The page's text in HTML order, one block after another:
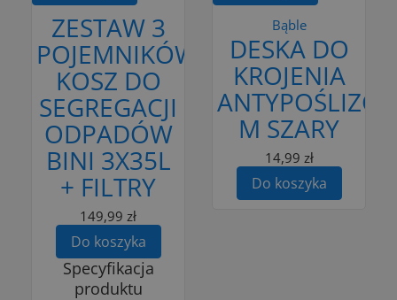
ZESTAW 3
POJEMNIKÓW
KOSZ DO
SEGREGACJI
ODPADÓW
BINI 3X35L
+ FILTRY
149,99 zł
Do koszyka
Specyfikacja
produktu
Bąble
DESKA DO
KROJENIA
M SZARY
14,99 zł
Do koszyka